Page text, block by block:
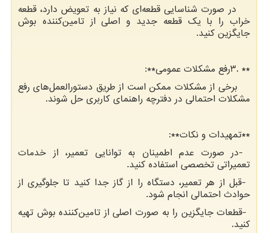
در صورت شناسایی قطعه‌ای که نیاز به تعویض دارد، قطعه
خراب را با یک قطعه جدید و اصلی از تامین‌کننده بوش
جایگزین کنید.
3. **رفع مشکلات عمومی:**
برخی از مشکلات ممکن است از طریق دستورالعمل‌های رفع
مشکلات احتمالی در دفترچه راهنمای کاربری حل شوند.
**تمهیدات و نکات:**
-در صورت عدم اطمینان به توانایی تعمیر، از خدمات
تعمیراتی تخصصی استفاده کنید.
-قبل از هر تعمیر، دستگاه را از گاز جدا کنید تا جلوگیری از
حوادث احتمالی انجام شود.
-قطعات جایگزین را به صورت اصلی از تامین‌کننده بوش تهیه
کنید.